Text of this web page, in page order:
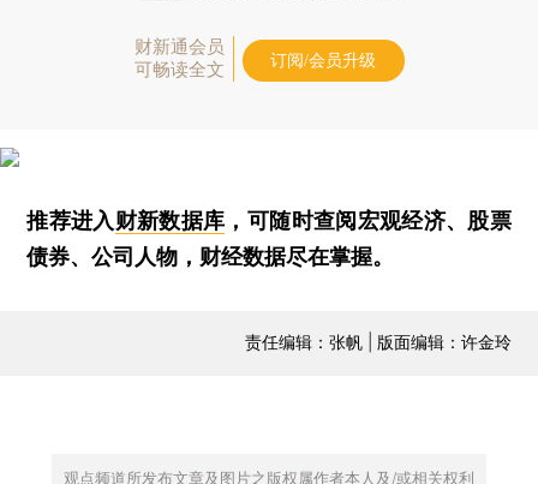
财新通会员
可畅读全文
订阅/会员升级
推荐进入财新数据库 ，可随时查阅宏观经济、股票
债券、公司人物，财经数据尽在掌握。
责任编辑：张帆 | 版面编辑：许金玲
观点频道所发布文章及图片之版权属作者本人及/或相关权利